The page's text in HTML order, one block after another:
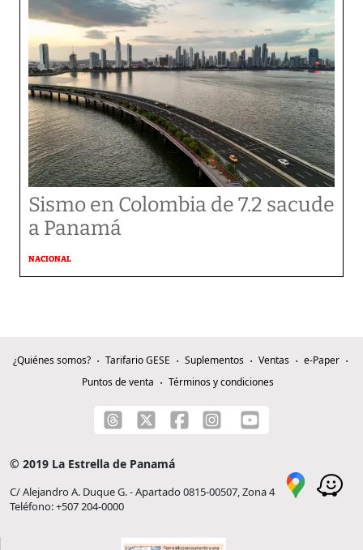
Sismo en Colombia de 7.2 sacude
a Panamá
NACIONAL
¿Quiénes somos? Tarifario GESE Suplementos Ventas
e-Paper
Puntos de venta
Términos y condiciones
© 2019 La Estrella de Panamá
C/ Alejandro A. Duque G. - Apartado 0815-00507, Zona 4
Teléfono: +507 204-0000